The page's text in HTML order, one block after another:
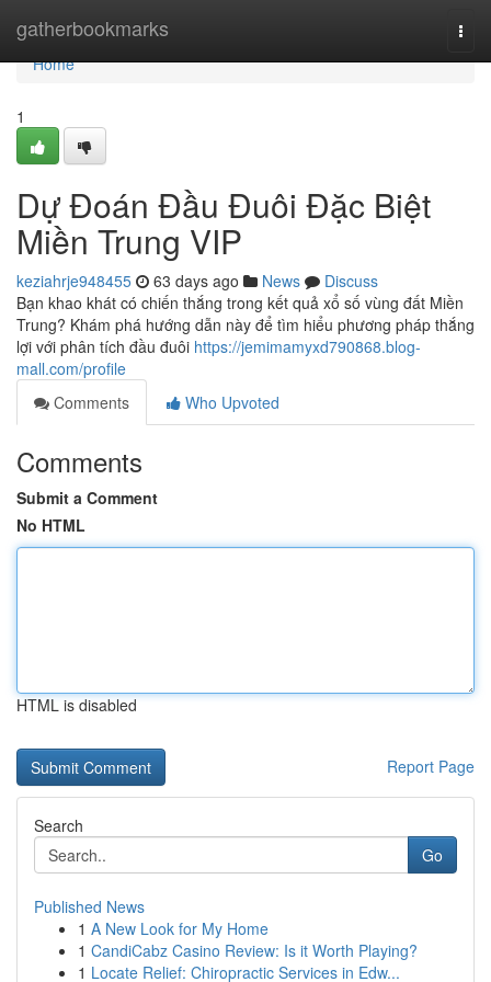
gatherbookmarks
Home
Home
1
Dự Đoán Đầu Đuôi Đặc Biệt
Miền Trung VIP
keziahrje948455 63 days ago News
Discuss
Bạn khao khát có chiến thắng trong kết quả xổ số vùng đất Miền
Trung? Khám phá hướng dẫn này để tìm hiểu phương pháp thắng
lợi với phân tích đầu đuôi https://jemimamyxd790868.blog-
mall.com/profile
Comments
Who Upvoted
Comments
Submit a Comment
No HTML
HTML is disabled
Report Page
Search
Go
Published News
1 A New Look for My Home
1 CandiCabz Casino Review: Is it Worth Playing?
1 Locate Relief: Chiropractic Services in Edw...